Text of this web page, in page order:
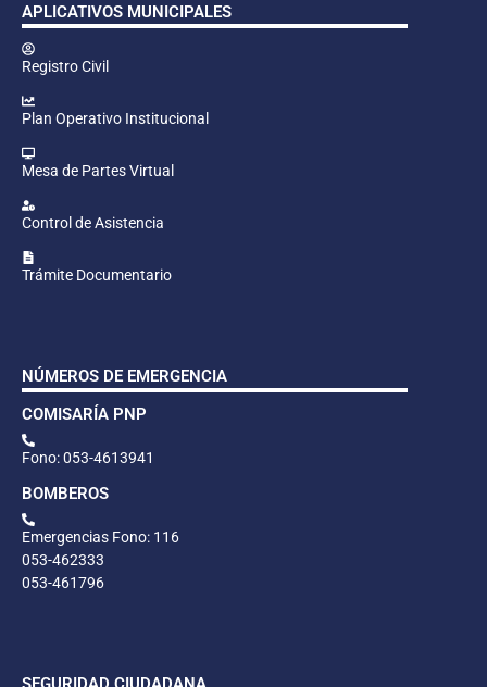
APLICATIVOS MUNICIPALES
Registro Civil
Plan Operativo Institucional
Mesa de Partes Virtual
Control de Asistencia
Trámite Documentario
NÚMEROS DE EMERGENCIA
COMISARÍA PNP
Fono: 053-4613941
BOMBEROS
Emergencias Fono: 116
053-462333
053-461796